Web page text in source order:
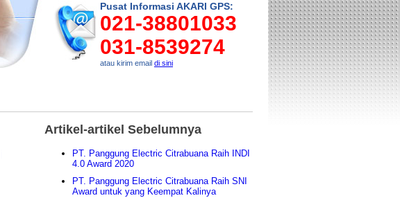
Pusat Informasi AKARI GPS:
021-38801033
031-8539274
atau kirim email di sini
Artikel-artikel Sebelumnya
PT. Panggung Electric Citrabuana Raih INDI
4.0 Award 2020
PT. Panggung Electric Citrabuana Raih SNI
Award untuk yang Keempat Kalinya